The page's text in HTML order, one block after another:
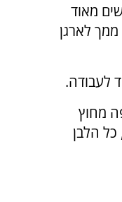
מאוד
לארגן
לעבודה.
מחוץ
הלבן